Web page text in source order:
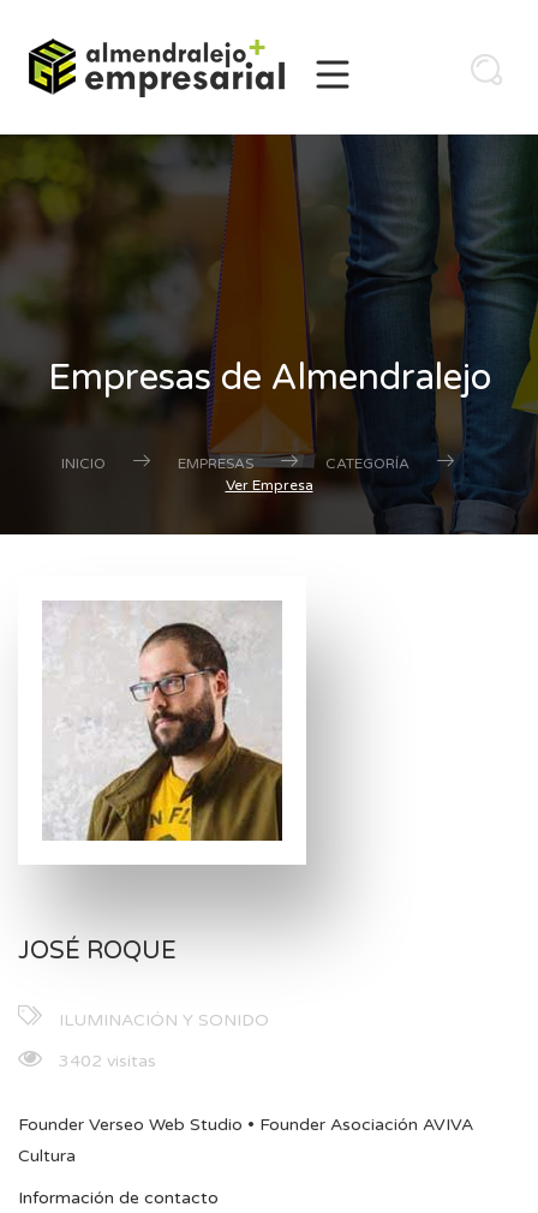
Empresas de Almendralejo
INICIO EMPRESAS
CATEGORÍA
Ver Empresa
JOSÉ ROQUE
ILUMINACIÓN Y SONIDO
3402 visitas
Founder Verseo Web Studio • Founder Asociación AVIVA
Cultura
Información de contacto